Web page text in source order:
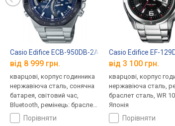
Casio Edifice ECB-950DB-2A
від 8 999 грн.
кварцові, корпус годинника
нержавіюча сталь, сонячна
батарея, світовий час,
Bluetooth, ремінець: браслет
сталь, WR 100, Японія
порівняти
Casio Edifice EF-
від 3 100 грн.
кварцові, корпус
нержавіюча сталь,
браслет сталь, WR
Японія
порівняти